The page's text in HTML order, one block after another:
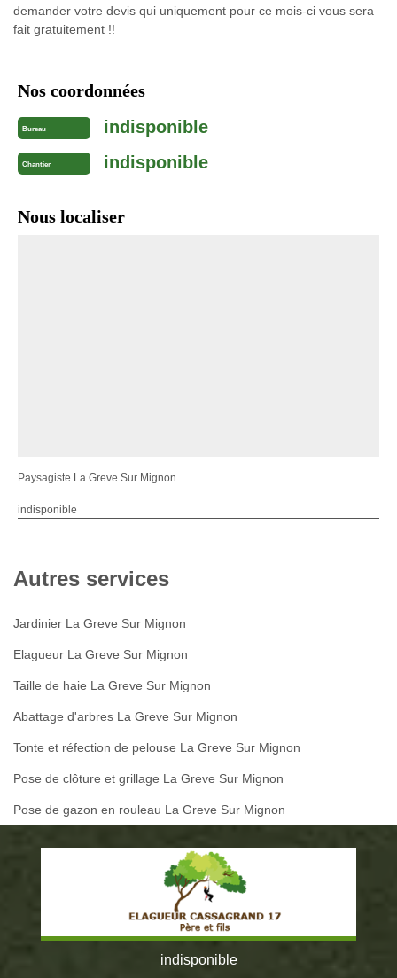
demander votre devis qui uniquement pour ce mois-ci vous sera
fait gratuitement !!
Nos coordonnées
Bureau indisponible
Chantier indisponible
Nous localiser
Paysagiste La Greve Sur Mignon
indisponible
Autres services
Jardinier La Greve Sur Mignon
Elagueur La Greve Sur Mignon
Taille de haie La Greve Sur Mignon
Abattage d'arbres La Greve Sur Mignon
Tonte et réfection de pelouse La Greve Sur Mignon
Pose de clôture et grillage La Greve Sur Mignon
Pose de gazon en rouleau La Greve Sur Mignon
indisponible